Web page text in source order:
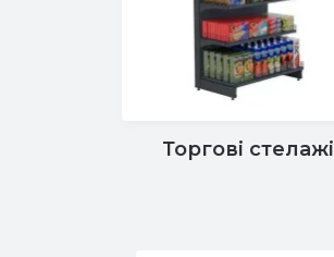
Торгові стелажі